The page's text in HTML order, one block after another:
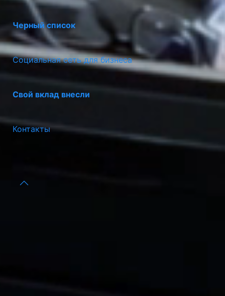
Черный список
Социальная сеть для бизнеса
Свой вклад внесли
Контакты